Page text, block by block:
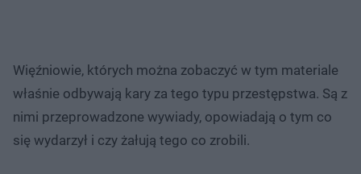
Więźniowie, których można zobaczyć w tym materiale
właśnie odbywają kary za tego typu przestępstwa. Są z
nimi przeprowadzone wywiady, opowiadają o tym co
się wydarzył i czy żałują tego co zrobili.